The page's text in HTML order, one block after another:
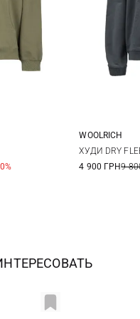
L
WOOLRICH
ХУДИ DRY
4 900 ГРН9